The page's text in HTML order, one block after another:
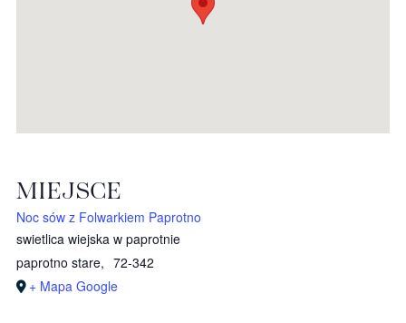
MIEJSCE
Noc sów z Folwarkiem Paprotno
swietlica wiejska w paprotnie
paprotno stare, 72-342
+ Mapa Google